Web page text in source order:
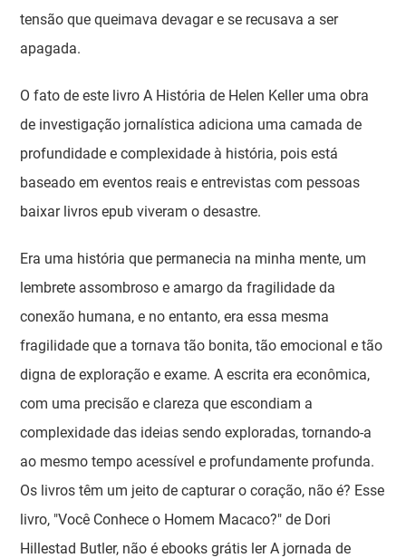
tensão que queimava devagar e se recusava a ser
apagada.
O fato de este livro A História de Helen Keller uma obra
de investigação jornalística adiciona uma camada de
profundidade e complexidade à história, pois está
baseado em eventos reais e entrevistas com pessoas
baixar livros epub viveram o desastre.
Era uma história que permanecia na minha mente, um
lembrete assombroso e amargo da fragilidade da
conexão humana, e no entanto, era essa mesma
fragilidade que a tornava tão bonita, tão emocional e tão
digna de exploração e exame. A escrita era econômica,
com uma precisão e clareza que escondiam a
complexidade das ideias sendo exploradas, tornando-a
ao mesmo tempo acessível e profundamente profunda.
Os livros têm um jeito de capturar o coração, não é? Esse
livro, "Você Conhece o Homem Macaco?" de Dori
Hillestad Butler, não é ebooks grátis ler A jornada de